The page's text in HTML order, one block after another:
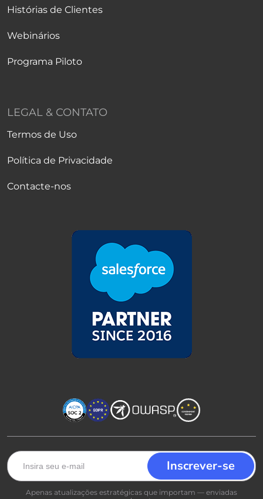
Histórias de Clientes
Webinários
Programa Piloto
LEGAL & CONTATO
Termos de Uso
Política de Privacidade
Contacte-nos
Apenas atualizações estratégicas que importam — enviadas